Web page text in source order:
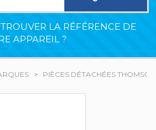
LA RÉFÉRENCE DE
APPAREIL ?
PIÈCES DÉTACHÉES THOMSON